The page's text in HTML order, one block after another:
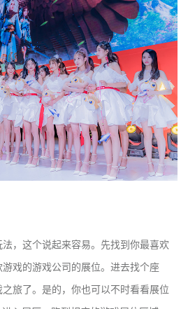
，这个说起来容易。先找到你最喜欢
戏的游戏公司的展位。进去找个座
旅了。是的，你也可以不时看看展位